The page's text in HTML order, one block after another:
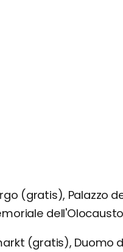
(gratis), Palazzo
(gratis), Duomo